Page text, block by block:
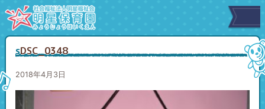
sDSC_0348
2018年4月3日